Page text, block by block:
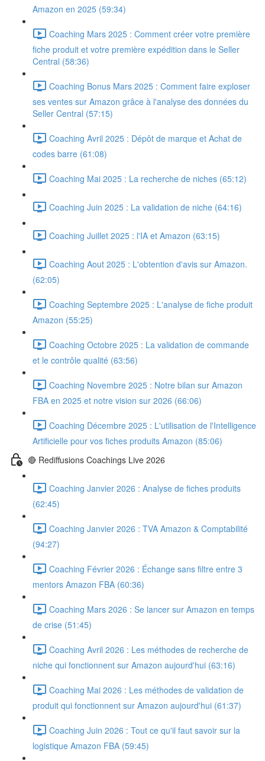
Amazon en 2025 (59:34)
Coaching Mars 2025 : Comment créer votre première
fiche produit et votre première expédition dans le Seller
Central (58:36)
Coaching Bonus Mars 2025 : Comment faire exploser
ses ventes sur Amazon grâce à l'analyse des données du
Seller Central (57:15)
Coaching Avril 2025 : Dépôt de marque et Achat de
codes barre (61:08)
Coaching Mai 2025 : La recherche de niches (65:12)
Coaching Juin 2025 : La validation de niche (64:16)
Coaching Juillet 2025 : l'IA et Amazon (63:15)
Coaching Aout 2025 : L'obtention d'avis sur Amazon.
(62:05)
Coaching Septembre 2025 : L'analyse de fiche produit
Amazon (55:25)
Coaching Octobre 2025 : La validation de commande
et le contrôle qualité (63:56)
Coaching Novembre 2025 : Notre bilan sur Amazon
FBA en 2025 et notre vision sur 2026 (66:06)
Coaching Décembre 2025 : L'utilisation de l'Intelligence
Artificielle pour vos fiches produits Amazon (85:06)
🔴 Rediffusions Coachings Live 2026
Coaching Janvier 2026 : Analyse de fiches produits
(62:45)
Coaching Janvier 2026 : TVA Amazon & Comptabilité
(94:27)
Coaching Février 2026 : Échange sans filtre entre 3
mentors Amazon FBA (60:36)
Coaching Mars 2026 : Se lancer sur Amazon en temps
de crise (51:45)
Coaching Avril 2026 : Les méthodes de recherche de
niche qui fonctionnent sur Amazon aujourd'hui (63:16)
Coaching Mai 2026 : Les méthodes de validation de
produit qui fonctionnent sur Amazon aujourd'hui (61:37)
Coaching Juin 2026 : Tout ce qu'il faut savoir sur la
logistique Amazon FBA (59:45)